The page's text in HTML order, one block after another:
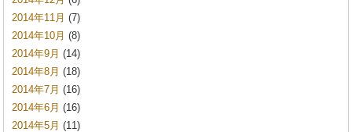
2014年11月 (7)
2014年10月 (8)
2014年9月 (14)
2014年8月 (18)
2014年7月 (16)
2014年6月 (16)
2014年5月 (11)